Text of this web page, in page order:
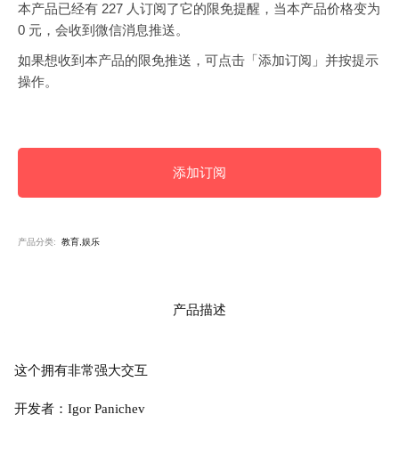
本产品已经有 227 人订阅了它的限免提醒，当本产品价格变为
0 元，会收到微信消息推送。
如果想收到本产品的限免推送，可点击「添加订阅」并按提示
操作。
添加订阅
产品分类: 教育,娱乐
产品描述
这个拥有非常强大交互
开发者：Igor Panichev